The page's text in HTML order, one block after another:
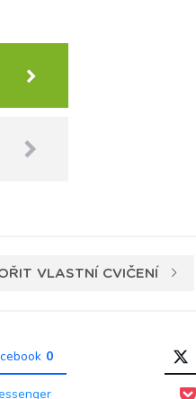
VLASTNÍ CVIČENÍ
0